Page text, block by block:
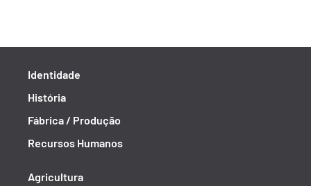
Identidade
História
Fábrica / Produção
Recursos Humanos
Agricultura